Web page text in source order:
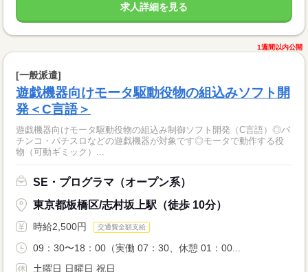
求人詳細を見る
1週間以内公開
[一般派遣]
遊戯機器向けモータ駆動役物の組込みソフト開
発＜C言語＞
遊戯機器向けモータ駆動役物の組込み制御ソフト開発（C言語）◎パ
チンコ・パチスロなどの遊戯機器が対象です◎モータで動作する役
物（可動ギミック）...
SE・プログラマ（オープン系）
東京都板橋区/志村坂上駅（徒歩 10分）
時給2,500円 交通費全額支給
09：30〜18：00（実働 07：30、休憩 01：00...
土曜日 日曜日 祝日